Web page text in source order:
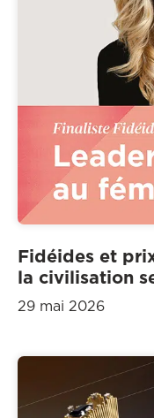
Fidéides et
la civilisation
29 mai 2026